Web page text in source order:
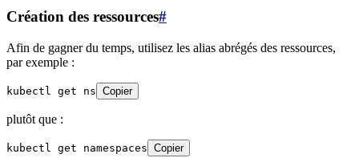
Création des ressources#
Afin de gagner du temps, utilisez les alias abrégés des ressources,
par exemple :
kubectl get ns Copier
plutôt que :
kubectl get namespaces Copier